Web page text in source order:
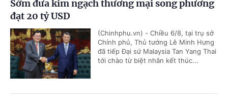
Sớm đưa kim ngạch thương mại song phương
đạt 20 tỷ USD
(Chinhphu.vn) - Chiều 6/8, tại trụ sở
Chính phủ, Thủ tướng Lê Minh Hưng
đã tiếp Đại sứ Malaysia Tan Yang Thai
tới chào từ biệt nhân kết thúc...